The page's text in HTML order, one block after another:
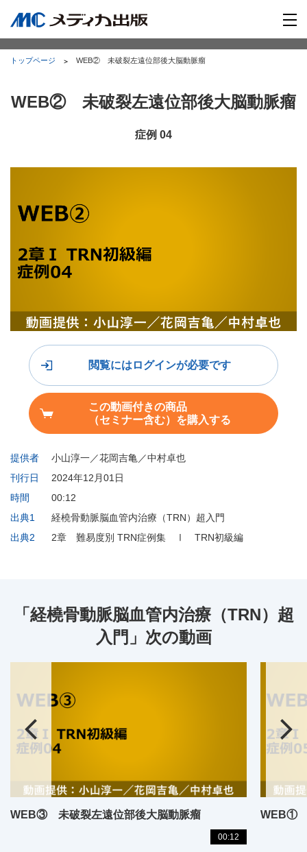
トップページ WEB② 未破裂左遠位部後大脳動脈瘤
WEB② 未破裂左遠位部後大脳動脈瘤
症例 04
提供者
小山淳一／花岡吉亀／中村卓也
刊行日
2024年12月01日
時間
00:12
出典1
経橈骨動脈脳血管内治療（TRN）超入門
出典2
2章 難易度別 TRN症例集 Ⅰ TRN初級編
閲覧にはログインが必要です
この動画付きの商品
（セミナー含む）を購入する
「経橈骨動脈脳血管内治療（TRN）超
入門」次の動画
WEB③ 未破裂左遠位部後大脳動脈瘤
00:12
WEB①